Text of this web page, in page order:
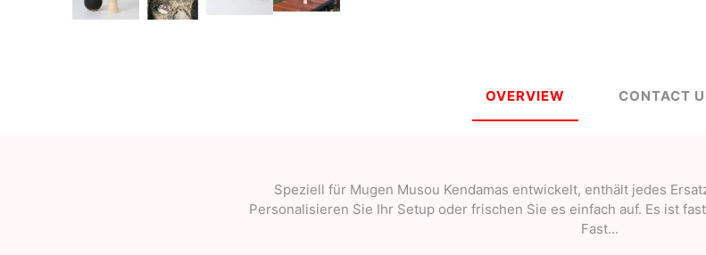
V-CUBE Juggle
OVERVIEW CONTACT
Speziell für Mugen Musou Kendamas entwickelt, enthält jedes
Personalisieren Sie Ihr Setup oder frischen Sie es einfach auf. Es ist
Fast...